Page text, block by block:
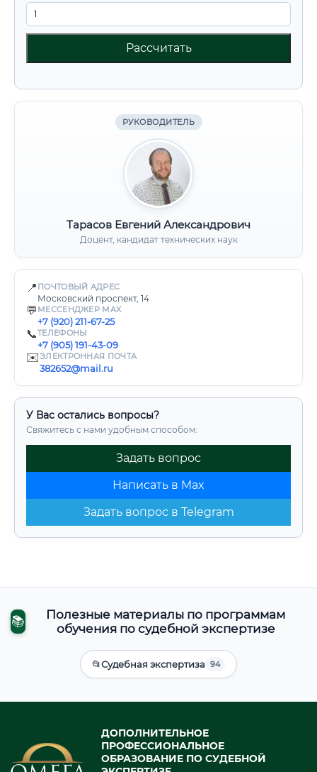
Рассчитать
РУКОВОДИТЕЛЬ
Тарасов Евгений Александрович
Доцент, кандидат технических наук
📍 ПОЧТОВЫЙ АДРЕС
Московский проспект, 14
💬 МЕССЕНДЖЕР MAX
+7 (920) 211-67-25
📞ТЕЛЕФОНЫ
+7 (905) 191-43-09
✉️ЭЛЕКТРОННАЯ ПОЧТА
382652@mail.ru
У Вас остались вопросы?
Свяжитесь с нами удобным способом:
Задать вопрос
Написать в Max
Задать вопрос в Telegram
📚
Полезные материалы по программам
обучения по судебной экспертизе
📂Судебная экспертиза 94
ДОПОЛНИТЕЛЬНОЕ
ПРОФЕССИОНАЛЬНОЕ
ОБРАЗОВАНИЕ ПО СУДЕБНОЙ